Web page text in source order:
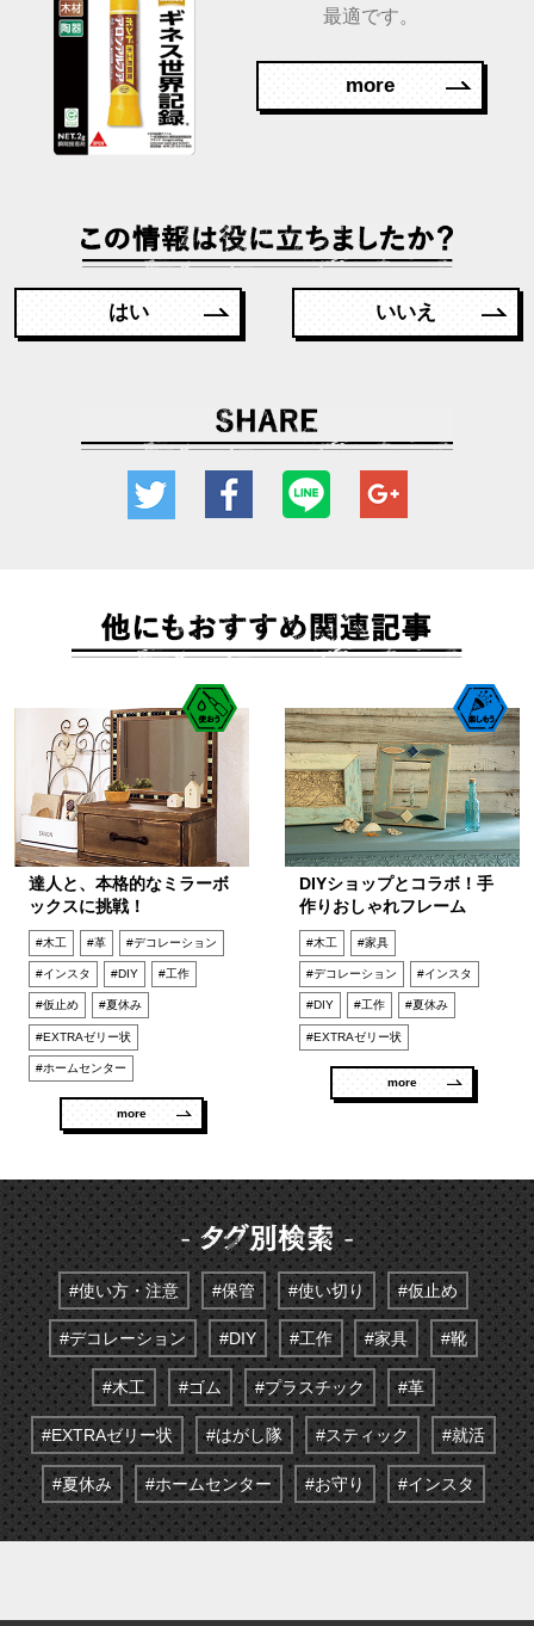
最適です。
more
はい いいえ
達人と、本格的なミラーボ
ックスに挑戦！
#木工 #革 #デコレーション
#インスタ #DIY #工作
#仮止め #夏休み
#EXTRAゼリー状
#ホームセンター
more
DIYショップとコラボ！手
作りおしゃれフレーム
#木工 #家具
#デコレーション #インスタ
#DIY #工作 #夏休み
#EXTRAゼリー状
more
#使い方・注意 #保管 #使い切り #仮止め
#デコレーション #DIY #工作 #家具 #靴
#木工 #ゴム #プラスチック #革
#EXTRAゼリー状 #はがし隊 #スティック #就活
#夏休み #ホームセンター #お守り #インスタ